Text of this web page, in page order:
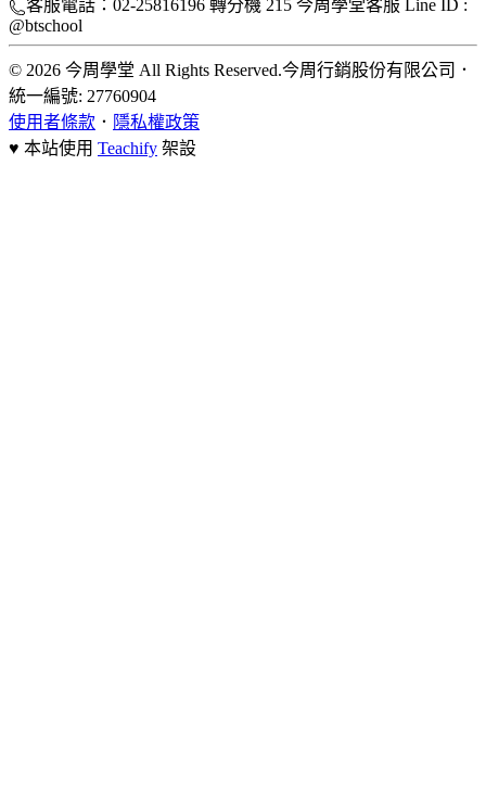
客服電話：02-25816196 轉分機 215 今周學堂客服 Line ID :
@btschool
© 2026 今周學堂 All Rights Reserved.今周行銷股份有限公司 ．
統一編號: 27760904
使用者條款 ． 隱私權政策
♥ 本站使用 Teachify 架設